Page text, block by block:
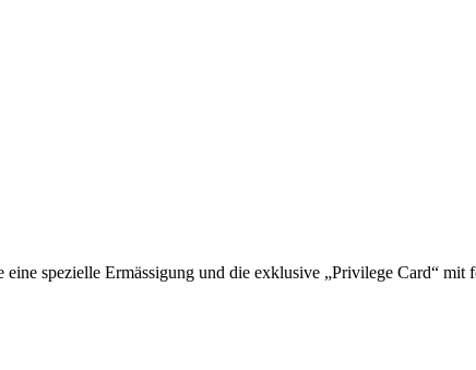
spezielle Ermässigung und die exklusive „Privilege Card“ mit